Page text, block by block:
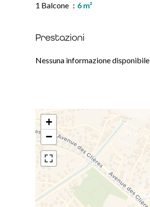
1 Balcone
6 m²
Prestazioni
Nessuna informazione disponibile
+
−